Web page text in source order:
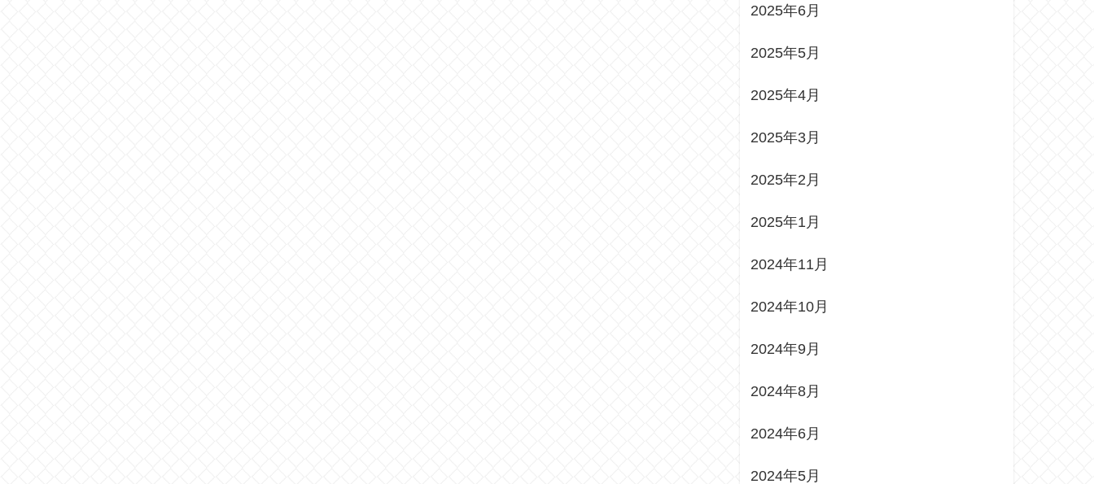
2025年6月
2025年5月
2025年4月
2025年3月
2025年2月
2025年1月
2024年11月
2024年10月
2024年9月
2024年8月
2024年6月
2024年5月